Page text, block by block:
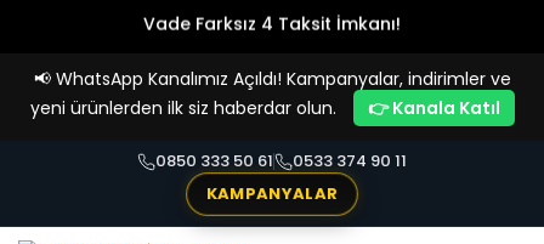
Vade Farksız 4 Taksit İmkanı!
📢 WhatsApp Kanalımız Açıldı! Kampanyalar, indirimler ve
yeni ürünlerden ilk siz haberdar olun.
👉 Kanala Katıl
0850 333 50 61
0533 374 90 11
KAMPANYALAR